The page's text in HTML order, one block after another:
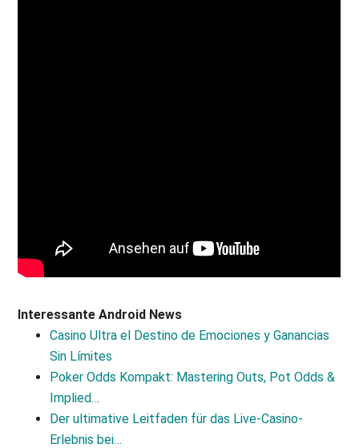
Interessante Android News
Casino Ultra el Destino de Emociones y Ganancias
Sin Límites
Poker Odds Kompakt: Mastering Outs, Pot Odds &
Implied…
Der ultimative Leitfaden für das Live‑Casino-
Erlebnis bei…